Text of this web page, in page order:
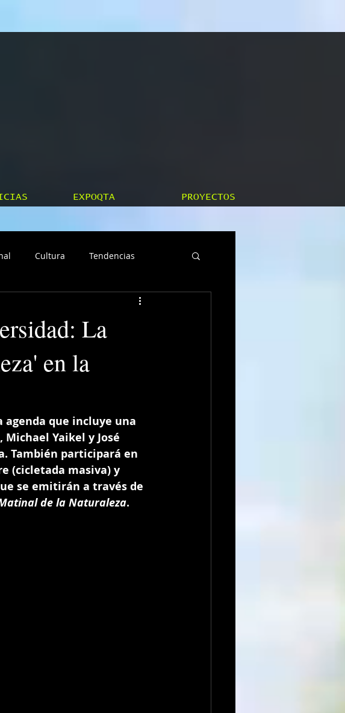
EXPOQTA PROYECTOS
Cultura Tendencias
La
en la
agenda que incluye una
Yaikel y José
También participará en
(cicletada masiva) y
se emitirán a través de
de la Naturaleza.